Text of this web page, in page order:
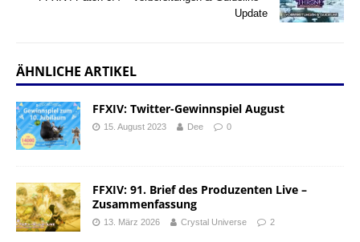
Update
ÄHNLICHE ARTIKEL
FFXIV: Twitter-Gewinnspiel August
15. August 2023 Dee 0
FFXIV: 91. Brief des Produzenten Live –
Zusammenfassung
13. März 2026 Crystal Universe 2